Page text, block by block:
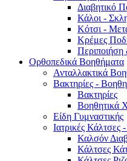
Διαβητικό
Κάλοι -
Κότσι -
Κρέμες
Ορθοπεδικά Βοηθήματα
Ανταλλακτικά
Βακτηρίες -
Βακτηρίες
Βοηθητικά
Είδη Γυμναστικής
Ιατρικές Κάλτσες
Καλσόν
Κάλτσες